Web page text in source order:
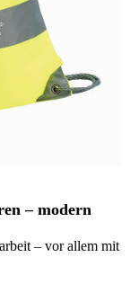
– modern
– vor allem mit